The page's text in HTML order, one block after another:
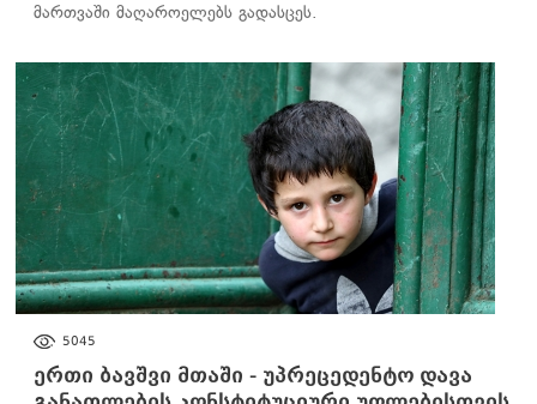
მართვაში მაღაროელებს გადასცეს.
5045
ერთი ბავშვი მთაში - უპრეცედენტო დავა